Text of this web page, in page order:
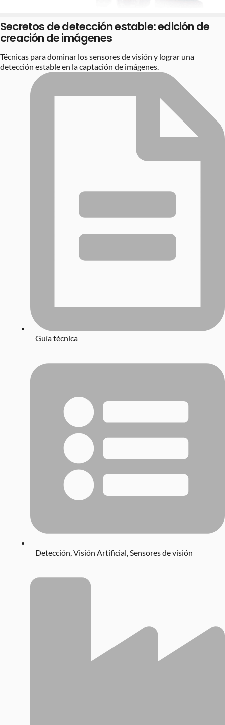
Secretos de detección estable: edición de
creación de imágenes
Técnicas para dominar los sensores de visión y lograr una
detección estable en la captación de imágenes.
Guía técnica
Detección,Visión Artificial,Sensores de visión